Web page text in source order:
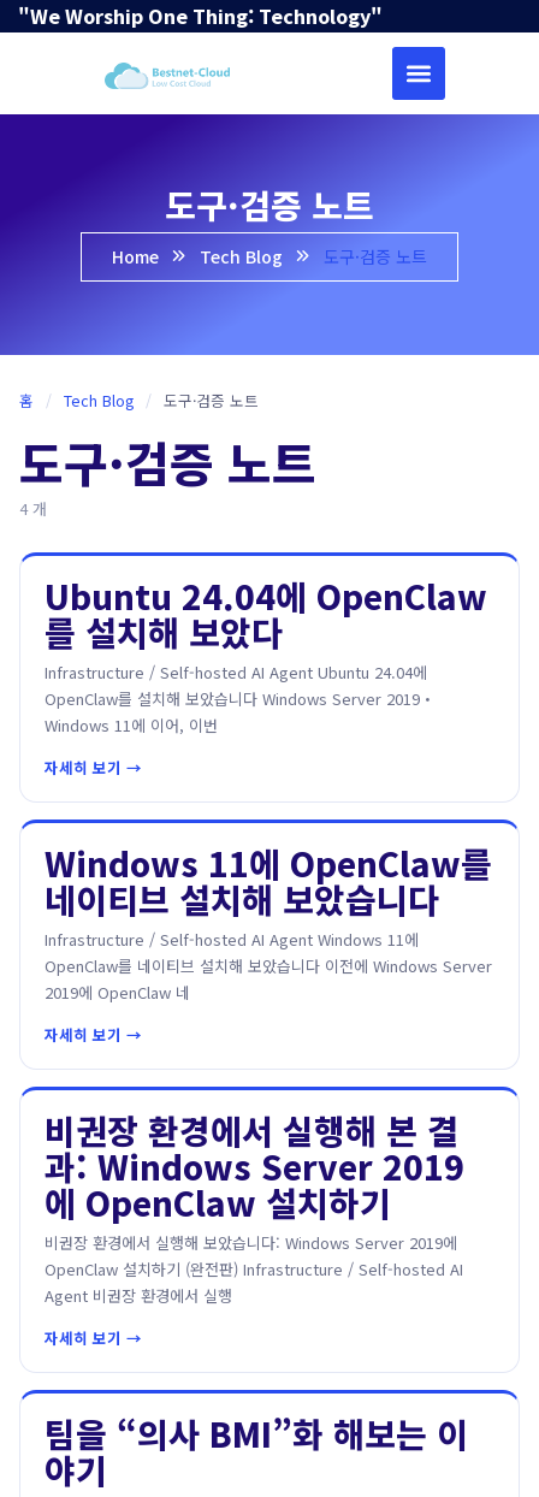
"We Worship One Thing: Technology"
도구·검증 노트
Home Tech Blog 도구·검증 노트
홈 / Tech Blog / 도구·검증 노트
도구·검증 노트
4 개
Ubuntu 24.04에 OpenClaw
를 설치해 보았다
Infrastructure / Self-hosted AI Agent Ubuntu 24.04에
OpenClaw를 설치해 보았습니다 Windows Server 2019・
Windows 11에 이어, 이번
자세히 보기 →
Windows 11에 OpenClaw를
네이티브 설치해 보았습니다
Infrastructure / Self-hosted AI Agent Windows 11에
OpenClaw를 네이티브 설치해 보았습니다 이전에 Windows Server
2019에 OpenClaw 네
자세히 보기 →
비권장 환경에서 실행해 본 결
과: Windows Server 2019
에 OpenClaw 설치하기
비권장 환경에서 실행해 보았습니다: Windows Server 2019에
OpenClaw 설치하기 (완전판) Infrastructure / Self-hosted AI
Agent 비권장 환경에서 실행
자세히 보기 →
팀을 “의사 BMI”화 해보는 이
야기